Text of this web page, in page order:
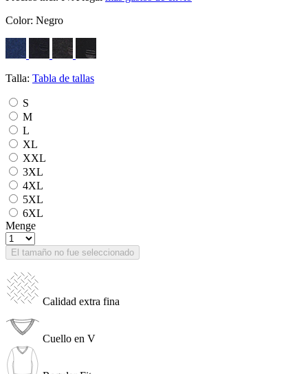
Color: Negro
Talla: Tabla de tallas
S
M
L
XL
XXL
3XL
4XL
5XL
6XL
Menge
El tamaño no fue seleccionado
Calidad extra fina
Cuello en V